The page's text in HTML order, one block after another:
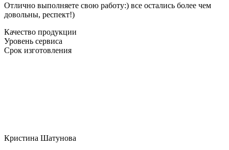
Отлично выполняете свою работу:) все остались более чем
довольны, респект!)
Качество продукции
Уровень сервиса
Срок изготовления
Кристина Шатунова